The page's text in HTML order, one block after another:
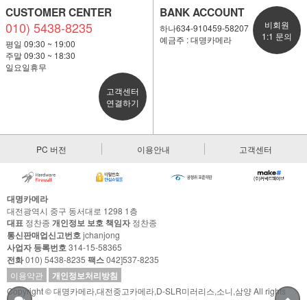
CUSTOMER CENTER
010) 5438-8235
평일 09:30 ~ 19:00
주말 09:30 ~ 18:30
일요일휴무
고객센터
연결하기
BANK ACCOUNT
하나634-910459-58207
예금주 : 대명카메라
비회원
1:1 문의
PC 버전 이용안내 고객센터
대명카메라
대전광역시 중구 동서대로 1298 1층
대표 정찬종 개인정보 보호 책임자정찬종
통신판매업신고번호jchanjong
사업자 등록번호314-15-58365
전화010) 5438-8235 팩스042]537-8235
이용약관
개인정보처리방침
Copyright © 대명카메라,대전중고카메라,D-SLR미러리스,소니,삼양 All rights